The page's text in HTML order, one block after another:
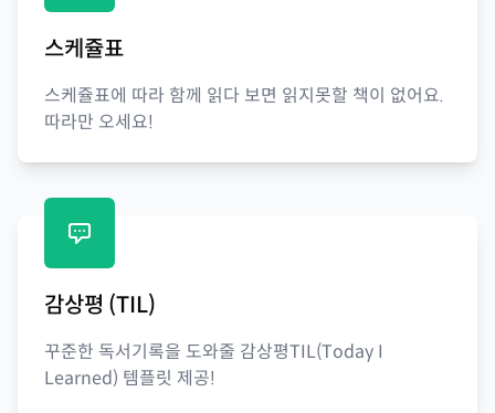
스케쥴표
스케쥴표에 따라 함께 읽다 보면 읽지못할 책이 없어요.
따라만 오세요!
감상평 (TIL)
꾸준한 독서기록을 도와줄 감상평TIL(Today I
Learned) 템플릿 제공!